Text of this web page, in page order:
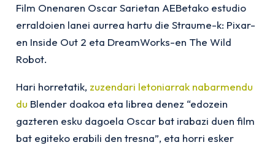
Film Onenaren Oscar Sarietan AEBetako estudio
erraldoien lanei aurrea hartu die Straume-k: Pixar-
en Inside Out 2 eta DreamWorks-en The Wild
Robot.
Hari horretatik, zuzendari letoniarrak nabarmendu
du Blender doakoa eta librea denez “edozein
gazteren esku dagoela Oscar bat irabazi duen film
bat egiteko erabili den tresna”, eta horri esker